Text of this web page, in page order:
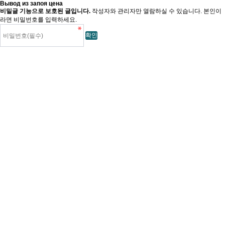
Вывод из запоя цена
비밀글 기능으로 보호된 글입니다. 작성자와 관리자만 열람하실 수 있습니다. 본인이
라면 비밀번호를 입력하세요.